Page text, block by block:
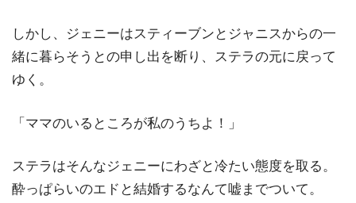
しかし、ジェニーはスティーブンとジャニスからの一
緒に暮らそうとの申し出を断り、ステラの元に戻って
ゆく。
「ママのいるところが私のうちよ！」
ステラはそんなジェニーにわざと冷たい態度を取る。
酔っぱらいのエドと結婚するなんて嘘までついて。